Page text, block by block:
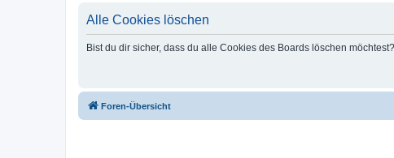
Alle Cookies löschen
Bist du dir sicher, dass du alle Cookies des Boards löschen möchtest?
Foren-Übersicht